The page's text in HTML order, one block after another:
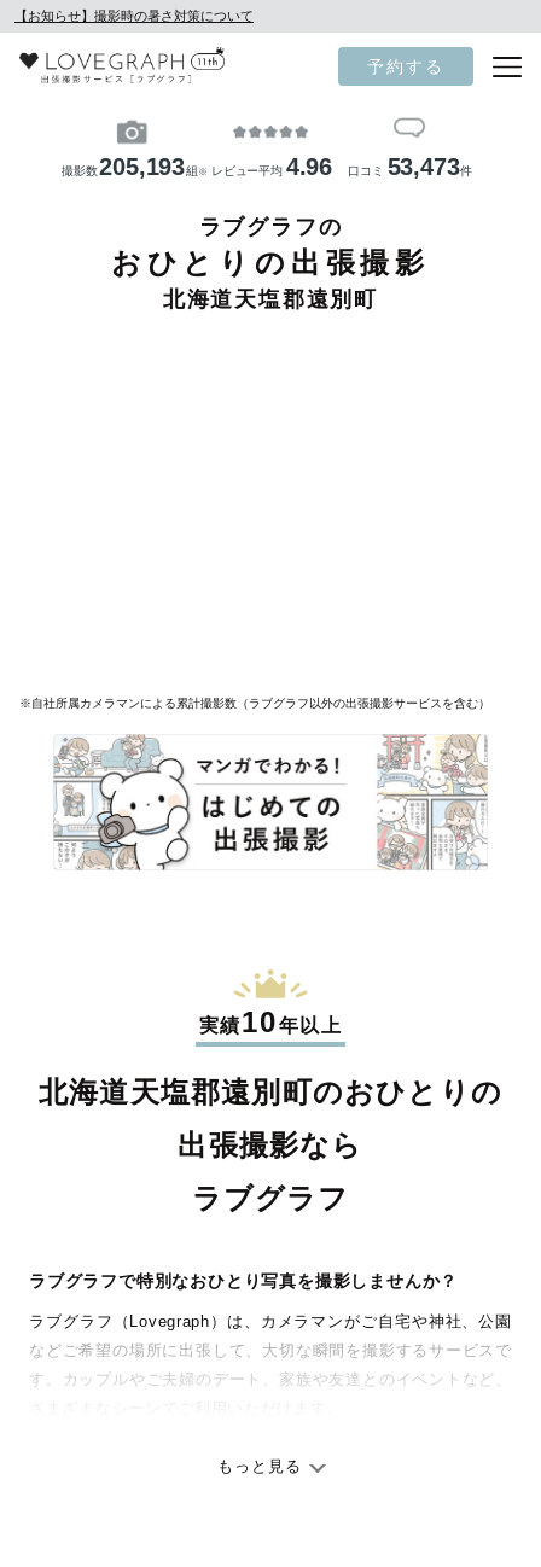
【お知らせ】撮影時の暑さ対策について
予約する
撮影数205,193組 ※ レビュー平均 4.96 口コミ 53,473件
ラブグラフの
おひとりの出張撮影
北海道天塩郡遠別町
※自社所属カメラマンによる累計撮影数（ラブグラフ以外の出張撮影サービスを含む）
実績10年以上
北海道天塩郡遠別町のおひとりの
出張撮影なら
ラブグラフ
ラブグラフで特別なおひとり写真を撮影しませんか？
ラブグラフ（Lovegraph）は、カメラマンがご自宅や神社、公園
などご希望の場所に出張して、大切な瞬間を撮影するサービスで
す。カップルやご夫婦のデート、家族や友達とのイベントなど、
ありのままの空気感を大切に、何十年経っても見返したくなるよ
もっと見る